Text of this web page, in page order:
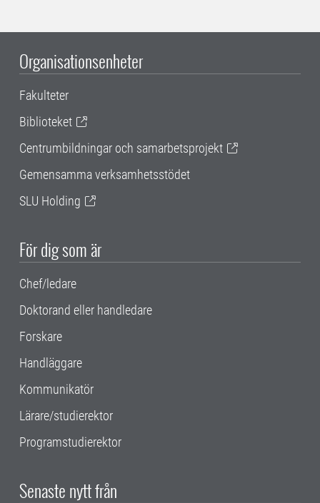
Organisationsenheter
Fakulteter
Biblioteket
Centrumbildningar och samarbetsprojekt
Gemensamma verksamhetsstödet
SLU Holding
För dig som är
Chef/ledare
Doktorand eller handledare
Forskare
Handläggare
Kommunikatör
Lärare/studierektor
Programstudierektor
Senaste nytt från